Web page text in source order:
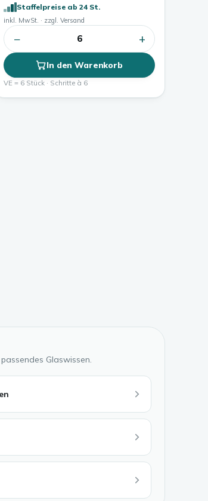
Staffelpreise ab 24 St.
inkl. MwSt. · zzgl. Versand
− 6 +
In den Warenkorb
VE = 6 Stück · Schritte à 6
Glaswissen.